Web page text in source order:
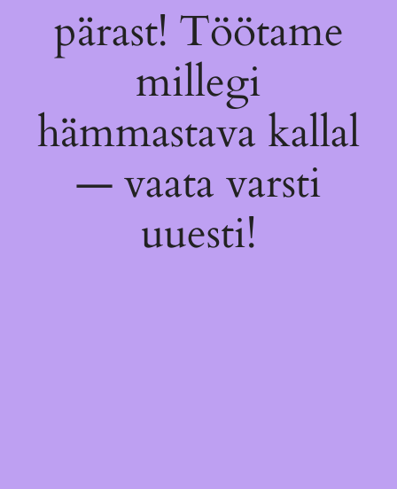
pärast! Töötame
millegi
hämmastava kallal
— vaata varsti
uuesti!